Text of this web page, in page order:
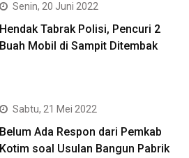
Senin, 20 Juni 2022
Hendak Tabrak Polisi, Pencuri 2
Buah Mobil di Sampit Ditembak
Sabtu, 21 Mei 2022
Belum Ada Respon dari Pemkab
Kotim soal Usulan Bangun Pabrik